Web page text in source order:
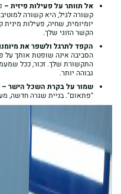
אל תוותר על פעילות פיזית –
קשורה לגיל, היא קשורה
יומיומית, שחיה, פעילות
הקשר הזוגי שלך.
הקפד לתרגל ולשפר את
הסביבה אינה שופטת אותך על
התקשורת שלך. זכור, ככל
גבוהה יותר.
שמור על בקרת השכל הישר –
"פתאום". בניית שגרה חדשה,